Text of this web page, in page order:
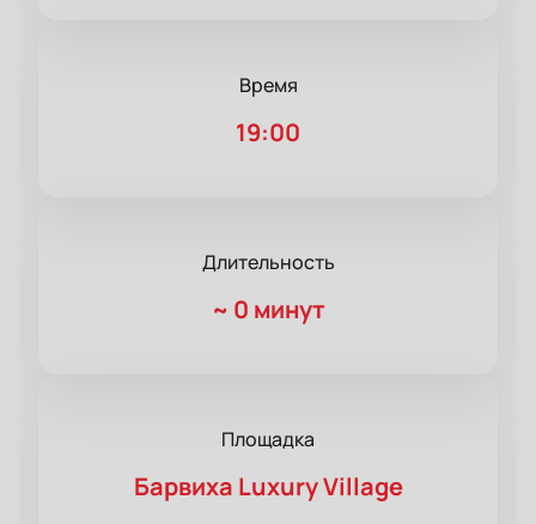
Время
19:00
Длительность
~ 0 минут
Площадка
Барвиха Luxury Village